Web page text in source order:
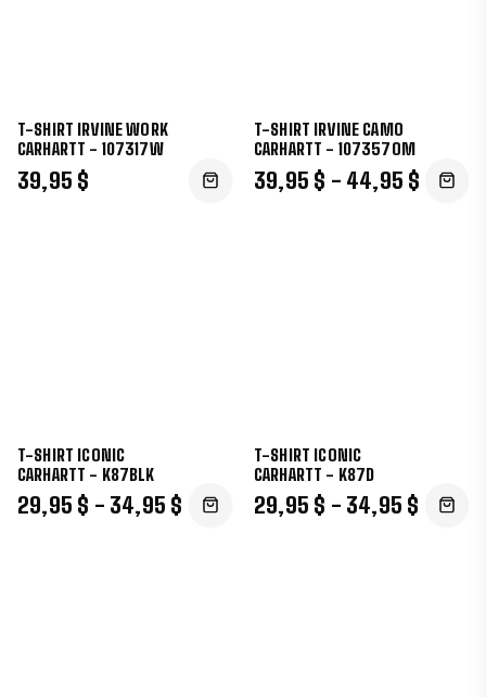
T-SHIRT IRVINE WORK
CARHARTT - 107317W
39,95 $
T-SHIRT IRVINE CAMO
CARHARTT - 107357OM
39,95 $ - 44,95 $
T-SHIRT ICONIC
CARHARTT - K87BLK
29,95 $ - 34,95 $
T-SHIRT ICONIC
CARHARTT - K87D
29,95 $ - 34,95 $